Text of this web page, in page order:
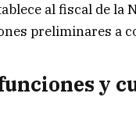
al fiscal de
preliminares a
y